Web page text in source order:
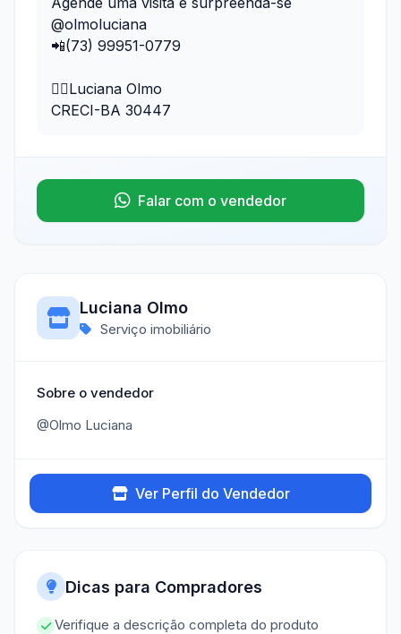
@olmoluciana
📲(73) 99951-0779
💁‍♀️Luciana Olmo
CRECI-BA 30447
Falar com o vendedor
Luciana Olmo
Serviço imobiliário
Sobre o vendedor
@Olmo Luciana
Ver Perfil do Vendedor
Dicas para Compradores
Verifique a descrição completa do produto